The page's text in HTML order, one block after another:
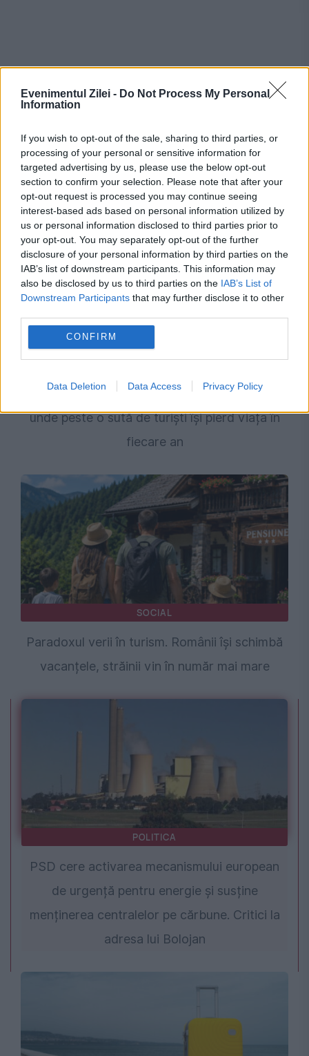
Evenimentul Zilei - Do Not Process My Personal
Information
If you wish to opt-out of the sale, sharing to third parties, or
processing of your personal or sensitive information for
targeted advertising by us, please use the below opt-out
section to confirm your selection. Please note that after your
opt-out request is processed you may continue seeing
interest-based ads based on personal information utilized by
us or personal information disclosed to third parties prior to
your opt-out. You may separately opt-out of the further
disclosure of your personal information by third parties on the
IAB’s list of downstream participants. This information may
also be disclosed by us to third parties on the IAB’s List of
Downstream Participants that may further disclose it to other
CONFIRM
Data Deletion Data Access Privacy Policy
Recomandările noastre
Destinația turistică mortală: locul din Europa
unde peste o sută de turiști își pierd viața în
fiecare an
SOCIAL
Paradoxul verii în turism. Românii își schimbă
vacanțele, străinii vin în număr mai mare
POLITICA
PSD cere activarea mecanismului european
de urgență pentru energie și susține
menținerea centralelor pe cărbune. Critici la
adresa lui Bolojan